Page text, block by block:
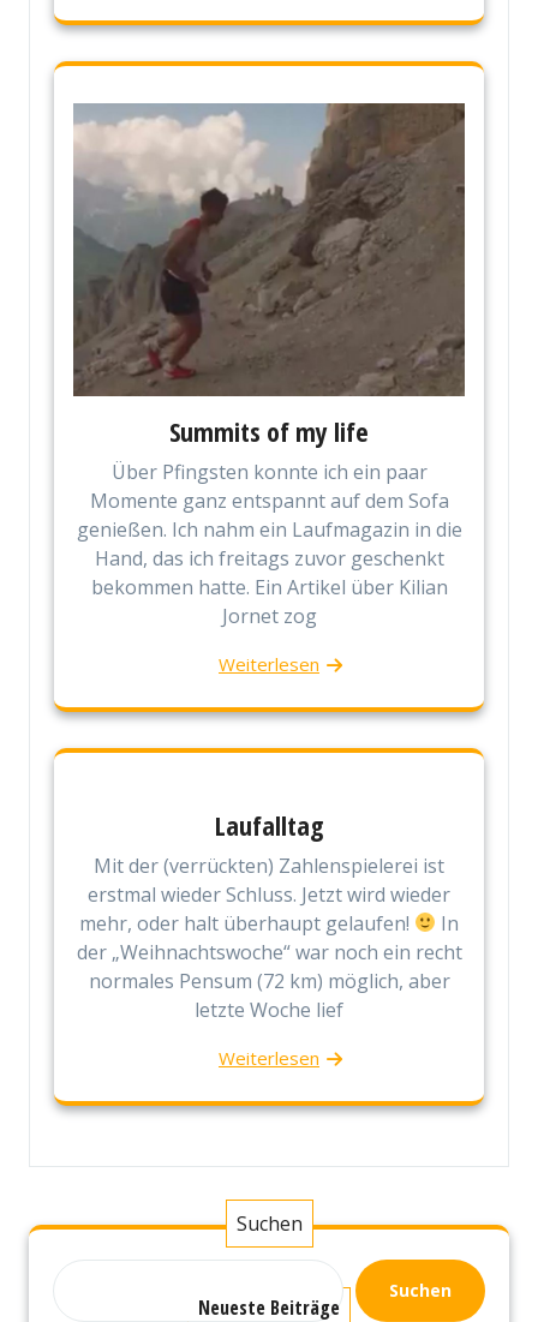
Summits of my life
Über Pfingsten konnte ich ein paar
Momente ganz entspannt auf dem Sofa
genießen. Ich nahm ein Laufmagazin in die
Hand, das ich freitags zuvor geschenkt
bekommen hatte. Ein Artikel über Kilian
Jornet zog
Weiterlesen
Laufalltag
Mit der (verrückten) Zahlenspielerei ist
erstmal wieder Schluss. Jetzt wird wieder
mehr, oder halt überhaupt gelaufen!
In
der „Weihnachtswoche“ war noch ein recht
normales Pensum (72 km) möglich, aber
letzte Woche lief
Weiterlesen
Suchen
Suchen
Neueste Beiträge